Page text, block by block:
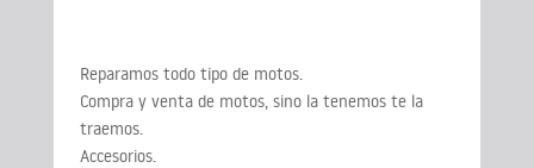
Reparamos todo tipo de motos.
Compra y venta de motos, sino la tenemos te la
traemos.
Accesorios.